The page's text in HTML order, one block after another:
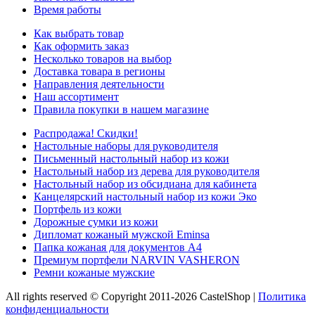
Время работы
Как выбрать товар
Как оформить заказ
Несколько товаров на выбор
Доставка товара в регионы
Направления деятельности
Наш ассортимент
Правила покупки в нашем магазине
Распродажа! Скидки!
Настольные наборы для руководителя
Письменный настольный набор из кожи
Настольный набор из дерева для руководителя
Настольный набор из обсидиана для кабинета
Канцелярский настольный набор из кожи Эко
Портфель из кожи
Дорожные сумки из кожи
Дипломат кожаный мужской Eminsa
Папка кожаная для документов А4
Премиум портфели NARVIN VASHERON
Ремни кожаные мужские
All rights reserved © Copyright 2011-2026 CastelShop | Политика
конфиденциальности